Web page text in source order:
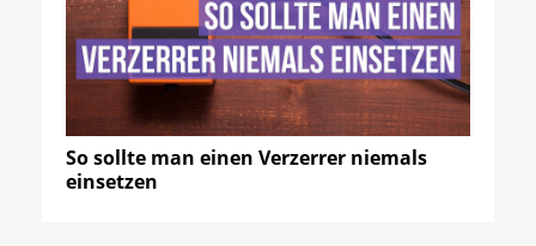
So sollte man einen Verzerrer niemals
einsetzen